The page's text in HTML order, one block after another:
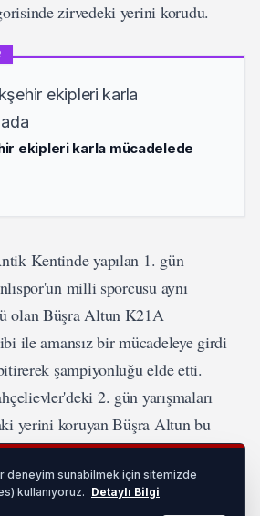
zirvedeki yerini korudu.
ekipleri karla mücadelede
Kentinde yapılan 1. gün
milli sporcusu aynı
olan Büşra Altun K21A
ile amansız bir mücadeleye girdi
şampiyonluğu elde etti.
2. gün yarışmaları
yerini koruyan Büşra Altun bu
iddiasını kanıtladı.
Eylem Vatansever E16A
deneyim sunabilmek için sitemizde
kullanıyoruz. Detaylı Bilgi